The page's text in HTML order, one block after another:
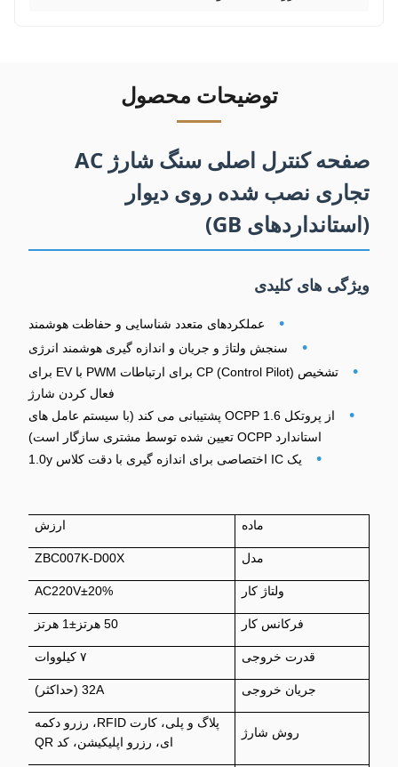
توضیحات محصول
صفحه کنترل اصلی سنگ شارژ AC
تجاری نصب شده روی دیوار
(استانداردهای GB)
ویژگی های کلیدی
• عملکردهای متعدد شناسایی و حفاظت هوشمند
• سنجش ولتاژ و جریان و اندازه گیری هوشمند انرژی
•
تشخیص CP (Control Pilot) برای ارتباطات PWM با EV برای
فعال کردن شارژ
•
از پروتکل OCPP 1.6 پشتیبانی می کند (با سیستم عامل های
استاندارد OCPP تعیین شده توسط مشتری سازگار است)
• یک IC اختصاصی برای اندازه گیری با دقت کلاس 1.0 y
ماده ارزش
مدل ZBC007K-D00X
ولتاژ کار AC220V±20%
فرکانس کار 50 هرتز±1 هرتز
قدرت خروجی ۷ کیلووات
جریان خروجی 32A (حداکثر)
روش شارژ
پلاگ و پلی، کارت RFID، رزرو دکمه
ای، رزرو اپلیکیشن، کد QR